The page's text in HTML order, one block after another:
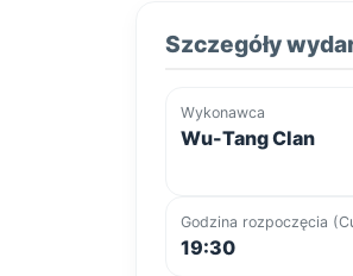
Szczegóły
Wykonawca
Wu-Tang Clan
Godzina rozpoczęcia
19:30